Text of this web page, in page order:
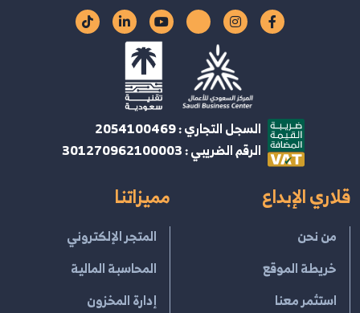
السجل التجاري : 2054100469
الرقم الضريبي : 301270962100003
قلاري الإبداع
من نحن
خريطة الموقع
استثمر معنا
مميزاتنا
المتجر الإلكتروني
المحاسبة المالية
إدارة المخزون